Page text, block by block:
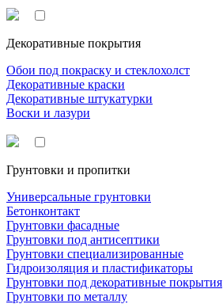
Декоративные покрытия
Обои под покраску и стеклохолст
Декоративные краски
Декоративные штукатурки
Воски и лазури
Грунтовки и пропитки
Универсальные грунтовки
Бетонконтакт
Грунтовки фасадные
Грунтовки под антисептики
Грунтовки специализированные
Гидроизоляция и пластификаторы
Грунтовки под декоративные покрытия
Грунтовки по металлу